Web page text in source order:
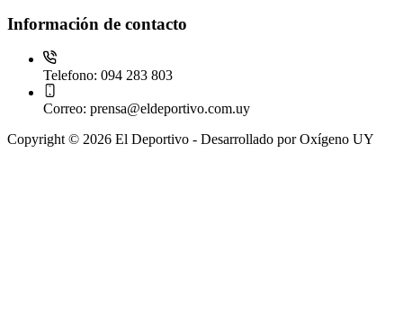
Información de contacto
Telefono: 094 283 803
Correo: prensa@eldeportivo.com.uy
Copyright © 2026 El Deportivo - Desarrollado por Oxígeno UY